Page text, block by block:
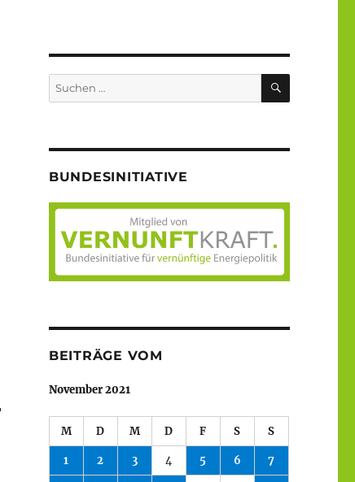
Suche
nach:
SUCHEN
BUNDESINITIATIVE
BEITRÄGE VOM
November 2021
M D M D F S S
1 2 3 4 5 6 7